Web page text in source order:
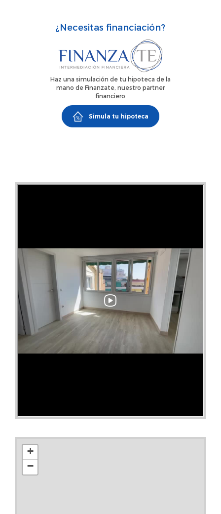
¿Necesitas financiación?
Haz una simulación de tu hipoteca de la
mano de Finanzate, nuestro partner
financiero
Simula tu hipoteca
+
−